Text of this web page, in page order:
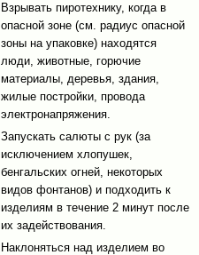
Взрывать пиротехнику, когда в
опасной зоне (см. радиус опасной
зоны на упаковке) находятся
люди, животные, горючие
материалы, деревья, здания,
жилые постройки, провода
электронапряжения.
Запускать салюты с рук (за
исключением хлопушек,
бенгальских огней, некоторых
видов фонтанов) и подходить к
изделиям в течение 2 минут после
их задействования.
Наклоняться над изделием во